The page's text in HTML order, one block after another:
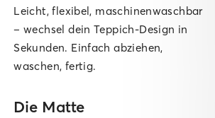
Leicht, flexibel, maschinen­waschbar
– wechsel dein Teppich-Design in
Sekunden. Einfach abziehen,
waschen, fertig.
Die Matte